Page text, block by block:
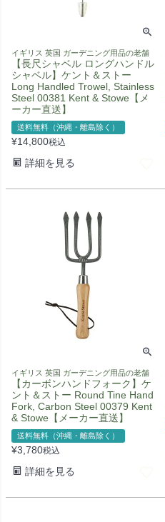
イギリス 英国 ガーデニング用品の老舗
【長尺シャベル ロングハンドル
シャベル】ケント＆ストー
Long Handled Trowel, Stainless
Steel 00381 Kent & Stowe【メ
ーカー直送】
送料無料（沖縄・離島除く）
¥14,800税込
詳細を見る
イギリス 英国 ガーデニング用品の老舗
【カーボンハンドフォーク】ケ
ント＆ストー Round Tine Hand
Fork, Carbon Steel 00379 Kent
& Stowe【メーカー直送】
送料無料（沖縄・離島除く）
¥3,780税込
詳細を見る